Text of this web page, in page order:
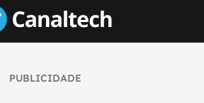
PUBLICIDADE